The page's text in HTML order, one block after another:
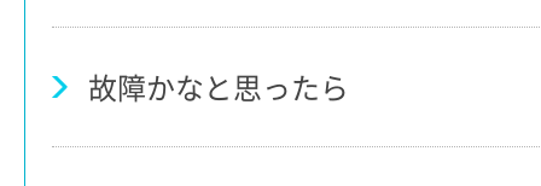
故障かなと思ったら